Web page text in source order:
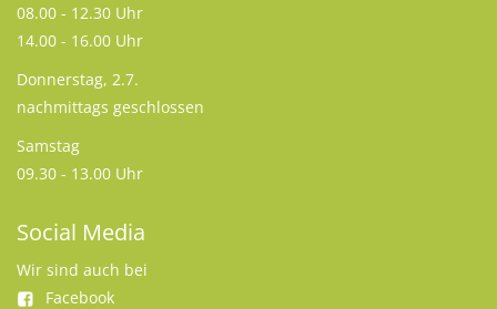
08.00 - 12.30 Uhr
14.00 - 16.00 Uhr
Donnerstag, 2.7.
nachmittags geschlossen
Samstag
09.30 - 13.00 Uhr
Social Media
Wir sind auch bei
Facebook